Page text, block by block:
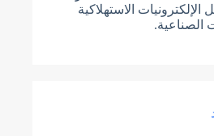
الإلكترونيات الاستهلاكية
الصناعية.